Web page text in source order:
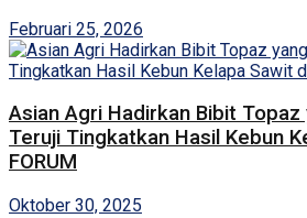
Februari 25, 2026
Asian Agri Hadirkan Bibit
Teruji Tingkatkan Hasil Kebun
FORUM
Oktober 30, 2025